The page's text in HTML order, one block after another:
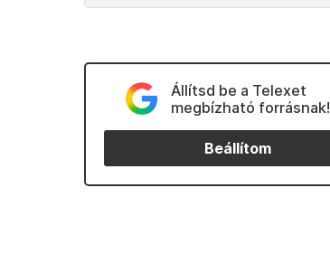
Állítsd be a Telexet
megbízható forrásnak!
Beállítom